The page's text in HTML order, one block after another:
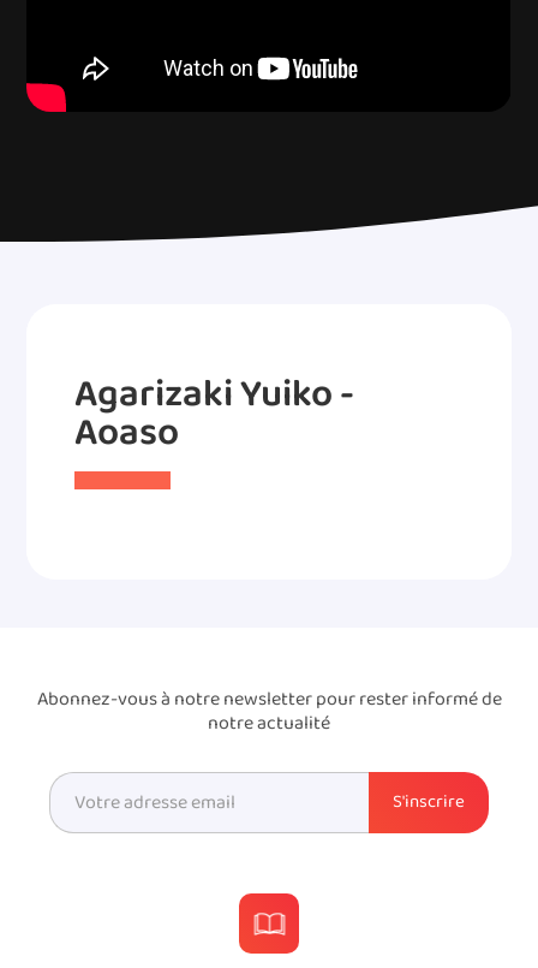
Agarizaki Yuiko -
Aoaso
Abonnez-vous à notre newsletter pour rester informé de
notre actualité